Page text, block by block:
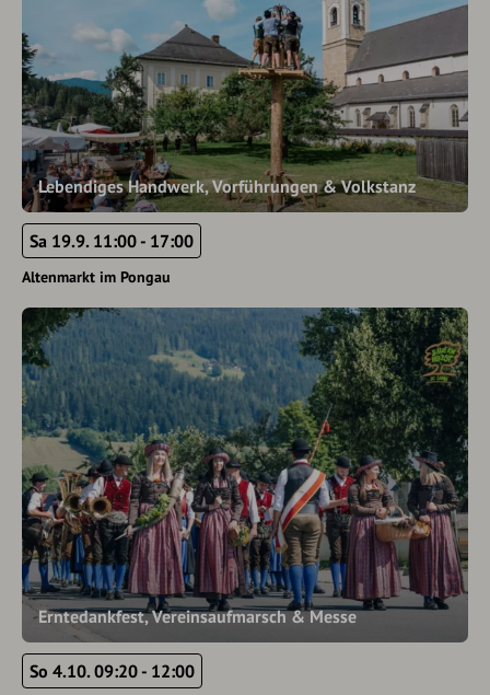
Lebendiges Handwerk, Vorführungen & Volkstanz
Sa 19.9. 11:00 - 17:00
Altenmarkt im Pongau
Erntedankfest, Vereinsaufmarsch & Messe
So 4.10. 09:20 - 12:00